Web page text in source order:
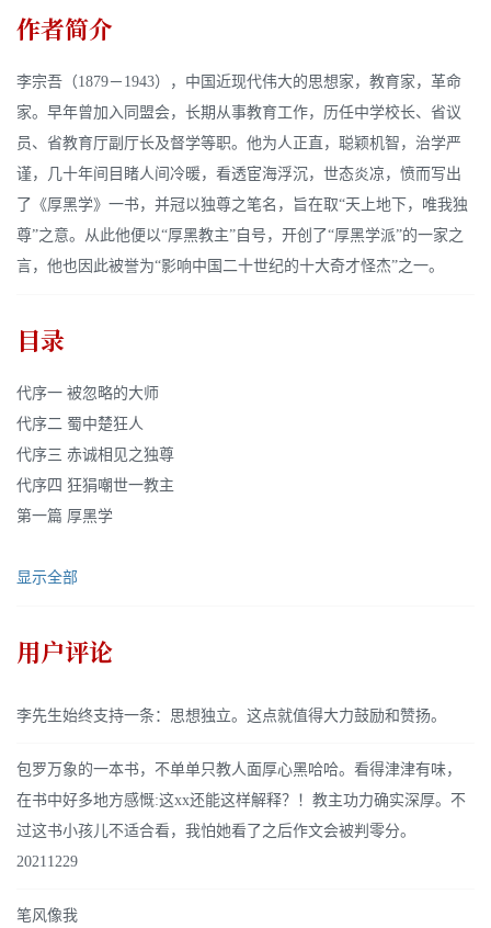
作者简介
李宗吾（1879－1943），中国近现代伟大的思想家，教育家，革命
家。早年曾加入同盟会，长期从事教育工作，历任中学校长、省议
员、省教育厅副厅长及督学等职。他为人正直，聪颖机智，治学严
谨，几十年间目睹人间冷暖，看透宦海浮沉，世态炎凉，愤而写出
了《厚黑学》一书，并冠以独尊之笔名，旨在取“天上地下，唯我独
尊”之意。从此他便以“厚黑教主”自号，开创了“厚黑学派”的一家之
言，他也因此被誉为“影响中国二十世纪的十大奇才怪杰”之一。
目录
代序一 被忽略的大师
代序二 蜀中楚狂人
代序三 赤诚相见之独尊
代序四 狂狷嘲世一教主
第一篇 厚黑学
显示全部
用户评论
李先生始终支持一条：思想独立。这点就值得大力鼓励和赞扬。
包罗万象的一本书，不单单只教人面厚心黑哈哈。看得津津有味，
在书中好多地方感慨:这xx还能这样解释？！教主功力确实深厚。不
过这书小孩儿不适合看，我怕她看了之后作文会被判零分。
20211229
笔风像我